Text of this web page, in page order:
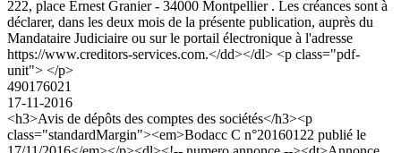
222, place Ernest Granier - 34000 Montpellier . Les créances sont à
déclarer, dans les deux mois de la présente publication, auprès du
Mandataire Judiciaire ou sur le portail électronique à l'adresse
https://www.creditors-services.com.</dd></dl> <p class="pdf-
unit"> </p>
490176021
17-11-2016
<h3>Avis de dépôts des comptes des sociétés</h3><p
class="standardMargin"><em>Bodacc C n°20160122 publié le